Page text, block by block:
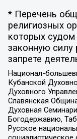
* Перечень
религиозных
которых судом
законную силу
запрете
Национал-
Кубанской
Духовного
Славянская
Духовная
Богодержавию,
Русское